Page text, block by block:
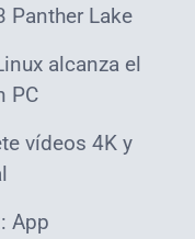
Panther Lake
alcanza el
PC
vídeos 4K y
App